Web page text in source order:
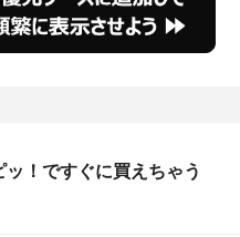
ッ！ですぐに買えちゃう